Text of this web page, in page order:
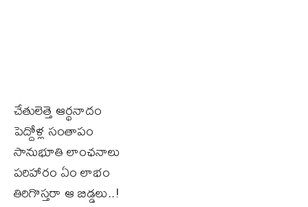
చేతులెత్తె ఆర్థనాదం
పెద్దోళ్ల సంతాపం
సానుభూతి లాంఛనాలు
పరిహారం ఏం లాభం
తిరిగొస్తరా ఆ బిడ్డలు..!